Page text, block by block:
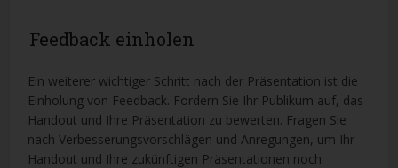
Feedback einholen
Ein weiterer wichtiger Schritt nach der Präsentation ist die
Einholung von Feedback. Fordern Sie Ihr Publikum auf, das
Handout und Ihre Präsentation zu bewerten. Fragen Sie
nach Verbesserungsvorschlägen und Anregungen, um Ihr
Handout und Ihre zukünftigen Präsentationen noch